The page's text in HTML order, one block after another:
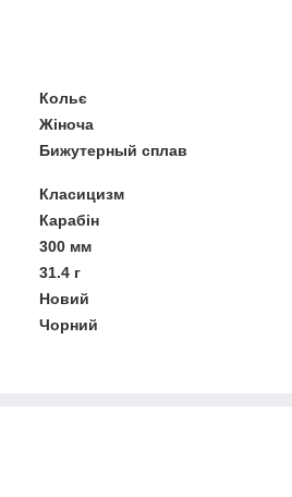
Кольє
Жіноча
Бижутерный сплав
Класицизм
Карабін
300 мм
31.4 г
Новий
Чорний